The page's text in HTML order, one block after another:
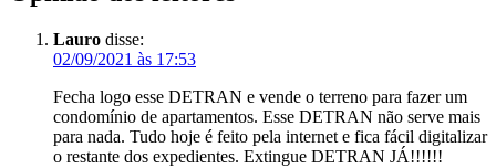
Lauro disse:
02/09/2021 às 17:53
Fecha logo esse DETRAN e vende o terreno para fazer um
condomínio de apartamentos. Esse DETRAN não serve mais
para nada. Tudo hoje é feito pela internet e fica fácil digitalizar
o restante dos expedientes. Extingue DETRAN JÁ!!!!!!